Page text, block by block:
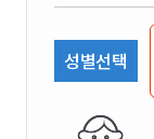
성별선택